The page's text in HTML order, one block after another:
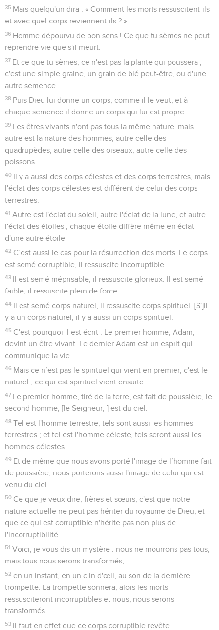
35 Mais quelqu'un dira : « Comment les morts ressuscitent-ils
et avec quel corps reviennent-ils ? »
36 Homme dépourvu de bon sens ! Ce que tu sèmes ne peut
reprendre vie que s'il meurt.
37 Et ce que tu sèmes, ce n'est pas la plante qui poussera ;
c'est une simple graine, un grain de blé peut-être, ou d'une
autre semence.
38 Puis Dieu lui donne un corps, comme il le veut, et à
chaque semence il donne un corps qui lui est propre.
39 Les êtres vivants n'ont pas tous la même nature, mais
autre est la nature des hommes, autre celle des
quadrupèdes, autre celle des oiseaux, autre celle des
poissons.
40 Il y a aussi des corps célestes et des corps terrestres, mais
l'éclat des corps célestes est différent de celui des corps
terrestres.
41 Autre est l'éclat du soleil, autre l'éclat de la lune, et autre
l'éclat des étoiles ; chaque étoile diffère même en éclat
d'une autre étoile.
42 C’est aussi le cas pour la résurrection des morts. Le corps
est semé corruptible, il ressuscite incorruptible.
43 Il est semé méprisable, il ressuscite glorieux. Il est semé
faible, il ressuscite plein de force.
44 Il est semé corps naturel, il ressuscite corps spirituel. [S']il
y a un corps naturel, il y a aussi un corps spirituel.
45 C'est pourquoi il est écrit : Le premier homme, Adam,
devint un être vivant. Le dernier Adam est un esprit qui
communique la vie.
46 Mais ce n’est pas le spirituel qui vient en premier, c'est le
naturel ; ce qui est spirituel vient ensuite.
47 Le premier homme, tiré de la terre, est fait de poussière, le
second homme, [le Seigneur, ] est du ciel.
48 Tel est l'homme terrestre, tels sont aussi les hommes
terrestres ; et tel est l'homme céleste, tels seront aussi les
hommes célestes.
49 Et de même que nous avons porté l'image de l’homme fait
de poussière, nous porterons aussi l'image de celui qui est
venu du ciel.
50 Ce que je veux dire, frères et sœurs, c'est que notre
nature actuelle ne peut pas hériter du royaume de Dieu, et
que ce qui est corruptible n'hérite pas non plus de
l'incorruptibilité.
51 Voici, je vous dis un mystère : nous ne mourrons pas tous,
mais tous nous serons transformés,
52 en un instant, en un clin d'œil, au son de la dernière
trompette. La trompette sonnera, alors les morts
ressusciteront incorruptibles et nous, nous serons
transformés.
53 Il faut en effet que ce corps corruptible revête